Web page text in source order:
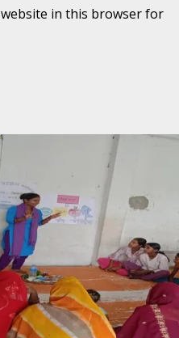
website in this browser for